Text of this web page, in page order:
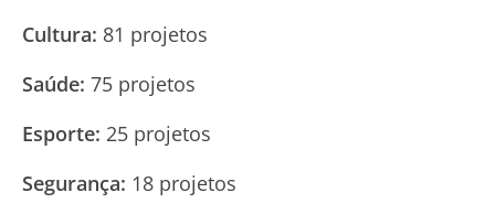
Cultura: 81 projetos
Saúde: 75 projetos
Esporte: 25 projetos
Segurança: 18 projetos